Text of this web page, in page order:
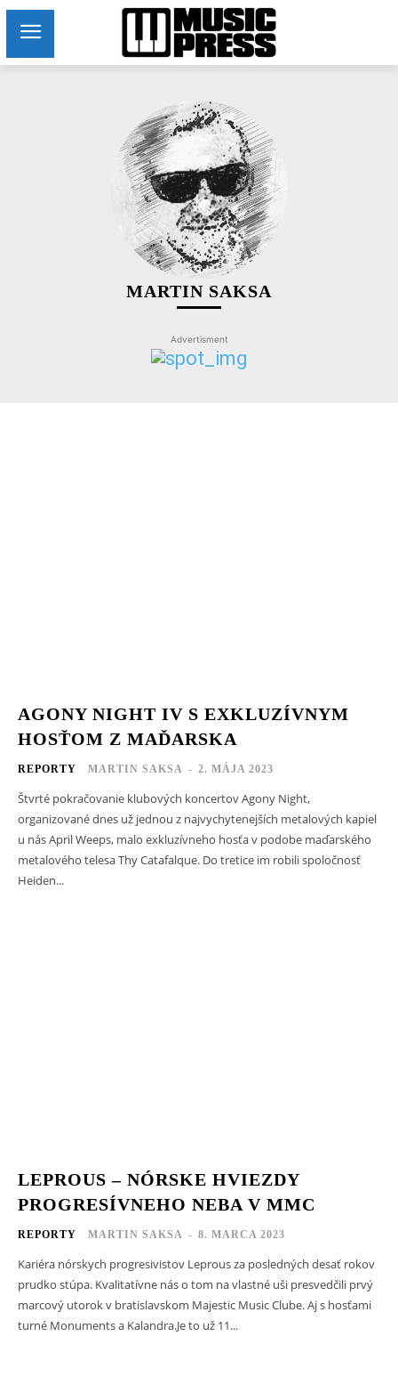
MARTIN SAKSA
Advertisment
AGONY NIGHT IV S EXKLUZÍVNYM
HOSŤOM Z MAĎARSKA
REPORTY MARTIN SAKSA - 2. MÁJA 2023
Štvrté pokračovanie klubových koncertov Agony Night,
organizované dnes už jednou z najvychytenejších metalových kapiel
u nás April Weeps, malo exkluzívneho hosťa v podobe maďarského
metalového telesa Thy Catafalque. Do tretice im robili spoločnosť
Heiden...
LEPROUS – NÓRSKE HVIEZDY
PROGRESÍVNEHO NEBA V MMC
REPORTY MARTIN SAKSA - 8. MARCA 2023
Kariéra nórskych progresivistov Leprous za posledných desať rokov
prudko stúpa. Kvalitatívne nás o tom na vlastné uši presvedčili prvý
marcový utorok v bratislavskom Majestic Music Clube. Aj s hosťami
turné Monuments a Kalandra.Je to už 11...